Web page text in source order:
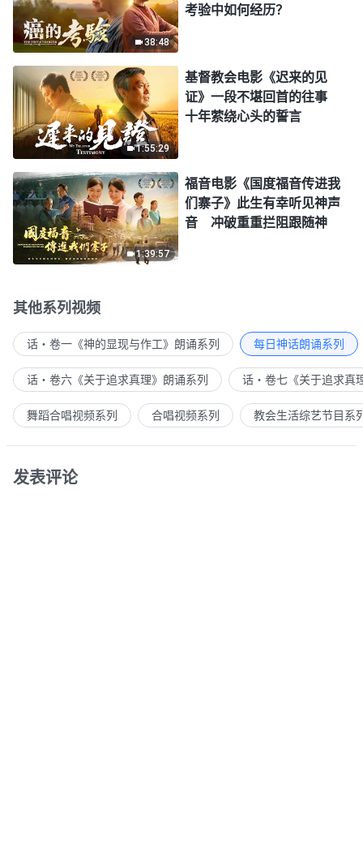
38:48
考验中如何经历？
1:55:29
基督教会电影《迟来的见
证》一段不堪回首的往事
十年萦绕心头的誓言
1:39:57
福音电影《国度福音传进我
们寨子》此生有幸听见神声
音 冲破重重拦阻跟随神
其他系列视频
话・卷一《神的显现与作工》朗诵系列 每日神话朗诵系列
话・卷六《关于追求真理》朗诵系列 话・卷七《关于追求真
舞蹈合唱视频系列 合唱视频系列 教会生活综艺节目系
发表评论